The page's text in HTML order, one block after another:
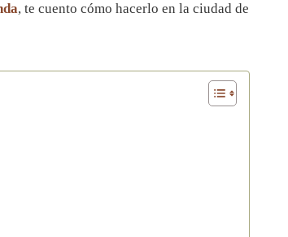
, te cuento cómo hacerlo en la ciudad de